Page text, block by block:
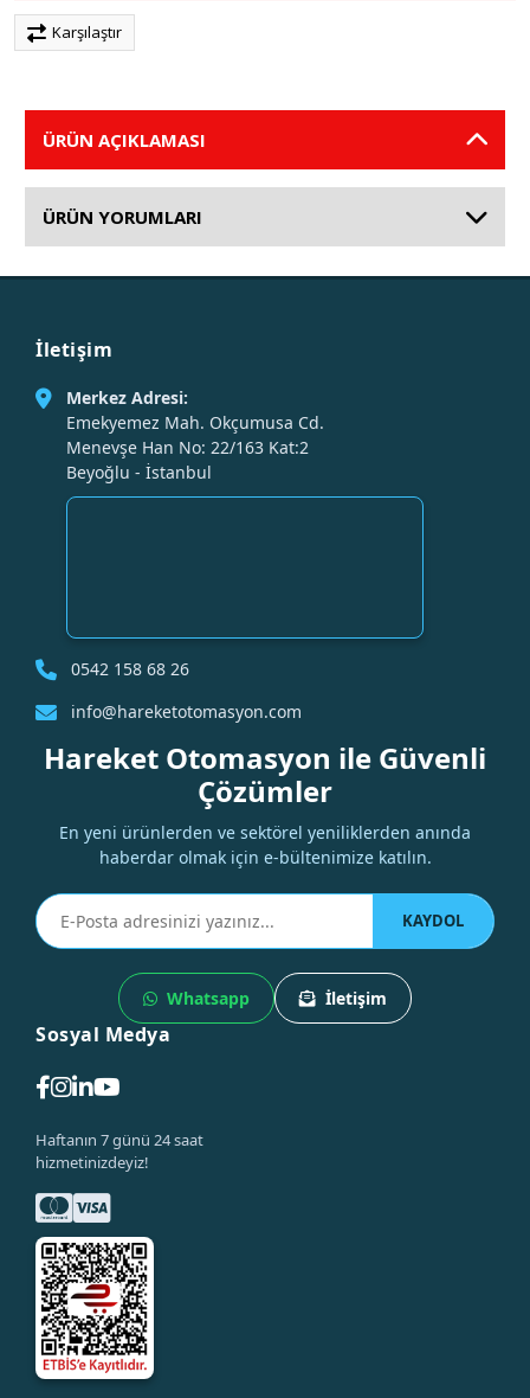
Karşılaştır
ÜRÜN AÇIKLAMASI
ÜRÜN YORUMLARI
İletişim
Merkez Adresi:
Emekyemez Mah. Okçumusa Cd.
Menevşe Han No: 22/163 Kat:2
Beyoğlu - İstanbul
0542 158 68 26
info@hareketotomasyon.com
Hareket Otomasyon ile Güvenli
Çözümler
En yeni ürünlerden ve sektörel yeniliklerden anında
haberdar olmak için e-bültenimize katılın.
KAYDOL
Whatsapp İletişim
Sosyal Medya
Haftanın 7 günü 24 saat
hizmetinizdeyiz!